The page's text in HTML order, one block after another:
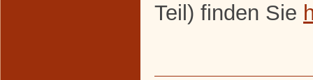
Teil) finden Sie